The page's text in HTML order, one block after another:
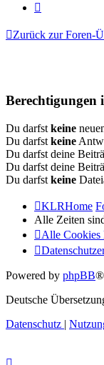
Zurück zur Foren-
Berechtigungen
Du darfst keine
Du darfst keine
Du darfst deine
Du darfst deine
Du darfst keine
KLRHome
Alle Zeiten
Alle Cookies
Powered by phpBB®
Deutsche
Datenschutz |